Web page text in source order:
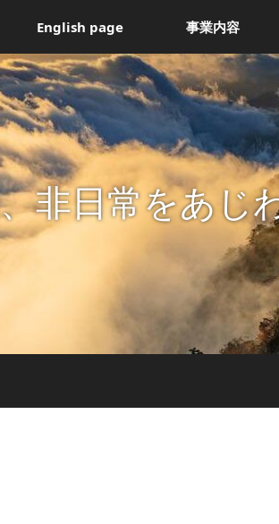
English page 事業内容
非日常をあじ